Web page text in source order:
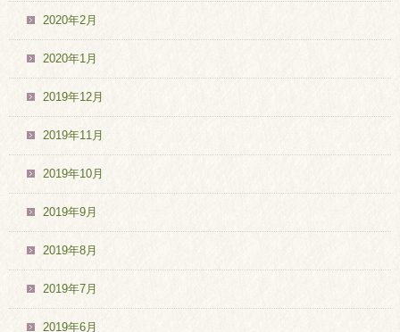
2020年2月
2020年1月
2019年12月
2019年11月
2019年10月
2019年9月
2019年8月
2019年7月
2019年6月